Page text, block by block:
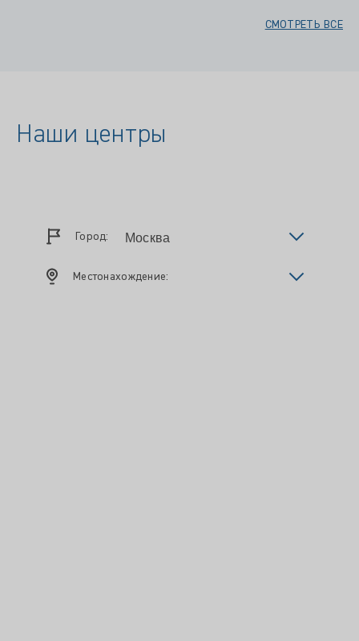
СМОТРЕТЬ ВСЕ
Наши центры
Город:
Местонахождение: